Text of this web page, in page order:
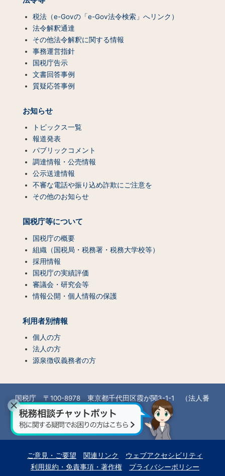
税法（e-Govの「e-Gov法令検索」へリンク）
法令解釈通達
その他法令解釈に関する情報
事務運営指針
国税庁告示
文書回答事例
質疑応答事例
お知らせ
トピックス一覧
報道発表
パブリックコメント
調達情報・公売情報
公示送達情報
不審な電話や振り込め詐欺にご注意を
その他のお知らせ
国税庁等について
国税庁の概要
組織（国税局・税務署・税務大学校等）
採用情報
国税庁の実績評価
審議会・研究会等
情報公開・個人情報の保護
利用者別情報
個人の方
法人の方
源泉徴収義務者の方
国税庁 〒100-8978 東京都千代田区霞が関3-1-1 （法人番
号7000012050002）
所在地情報
ご意見・ご要望 関連リンク
ウェブアクセシビリティ
利用規約・免責事項・著作権
プライバシーポリシー